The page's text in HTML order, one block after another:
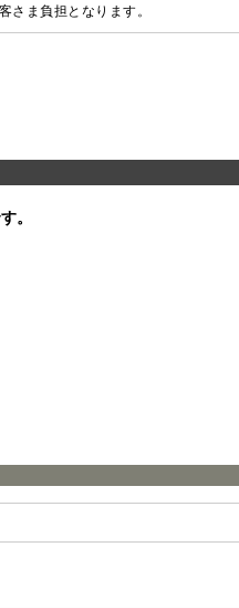
さま負担となります。
。